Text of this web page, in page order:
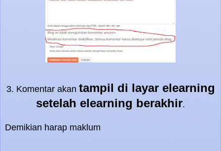
3. Komentar akan tampil di layar elearning
setelah elearning berakhir.
Demikian harap maklum